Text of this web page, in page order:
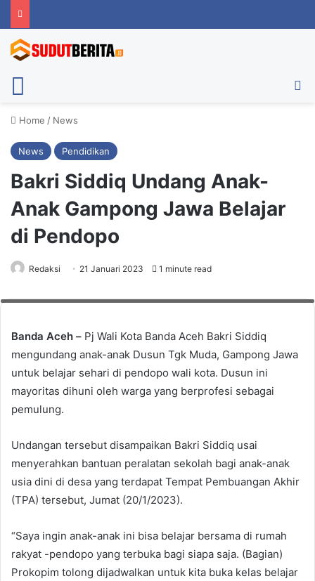
Home / News
News Pendidikan
Bakri Siddiq Undang Anak-
Anak Gampong Jawa Belajar
di Pendopo
Redaksi 21 Januari 2023 1 minute read
Banda Aceh – Pj Wali Kota Banda Aceh Bakri Siddiq
mengundang anak-anak Dusun Tgk Muda, Gampong Jawa
untuk belajar sehari di pendopo wali kota. Dusun ini
mayoritas dihuni oleh warga yang berprofesi sebagai
pemulung.
Undangan tersebut disampaikan Bakri Siddiq usai
menyerahkan bantuan peralatan sekolah bagi anak-anak
usia dini di desa yang terdapat Tempat Pembuangan Akhir
(TPA) tersebut, Jumat (20/1/2023).
“Saya ingin anak-anak ini bisa belajar bersama di rumah
rakyat -pendopo yang terbuka bagi siapa saja. (Bagian)
Prokopim tolong dijadwalkan untuk kita buka kelas belajar